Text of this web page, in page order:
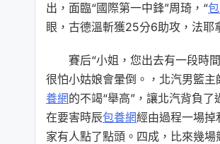
出，面臨“國際第一中鋒”周琦，“
眼，古德溫斬獲25分6助攻，法耶
賽后“小姐，您出去有一段時
很怕小姑娘會暈倒。，北汽男籃
養網的不竭“舉高”，讓北汽背負
在要害時辰包養網經由過程一場掉
家有人點了點頭。四成，比來幾場